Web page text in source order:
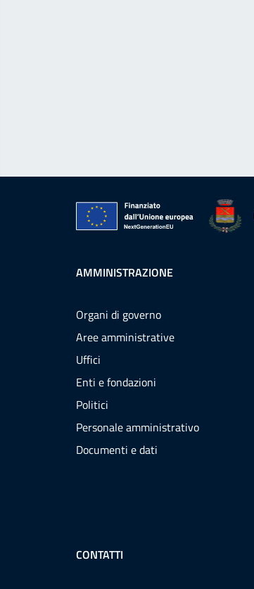
AMMINISTRAZIONE
Organi di governo
Aree amministrative
Uffici
Enti e fondazioni
Politici
Personale amministrativo
Documenti e dati
CONTATTI